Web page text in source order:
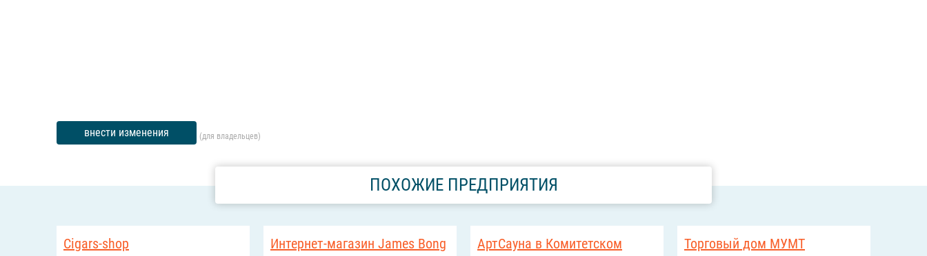
внести изменения (для владельцев)
ПОХОЖИЕ ПРЕДПРИЯТИЯ
Cigars-shop Интернет-магазин James Bong АртСауна в Комитетском Торговый дом МУМТ